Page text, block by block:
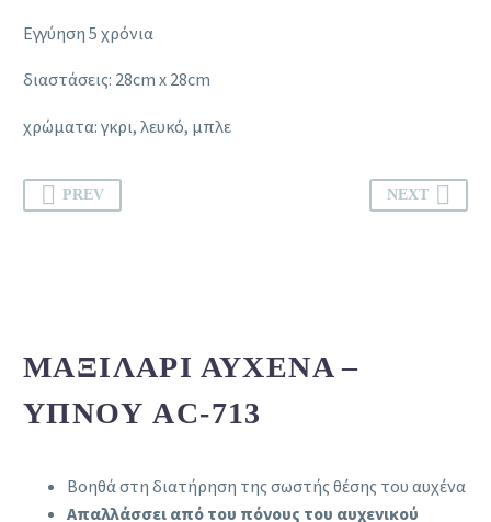
Εγγύηση 5 χρόνια
διαστάσεις: 28cm x 28cm
χρώματα: γκρι, λευκό, μπλε
PREV NEXT
ΜΑΞΙΛΆΡΙ ΑΥΧΈΝΑ –
ΎΠΝΟΥ AC-713
Βοηθά στη διατήρηση της σωστής θέσης του αυχένα
Απαλλάσσει από του πόνους του αυχενικού